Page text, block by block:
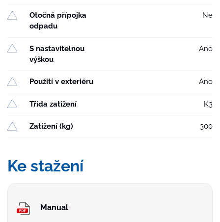
Otočná přípojka
odpadu
Ne
S nastavitelnou
výškou
Ano
Použití v exteriéru Ano
Třída zatížení K3
Zatížení (kg) 300
Ke stažení
Manual